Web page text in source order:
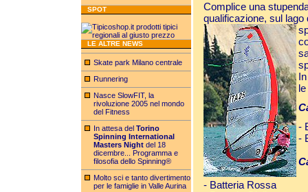
SPOT
LE ALTRE NEWS
Skate park Milano centrale
Runnering
Nasce SlowFIT, la
rivoluzione 2005 nel mondo
del Fitness
In attesa del Torino
Spinning International
Masters Night del 18
dicembre... Programma e
filosofia dello Spinning®
Molto sci e tanto divertimento
per le famiglie in Valle Aurina
Complice una
qualificazione, sul
-
-
- Batteria Rossa